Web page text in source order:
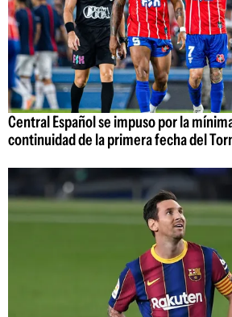
Central Español se impuso por la
continuidad de la primera fecha del